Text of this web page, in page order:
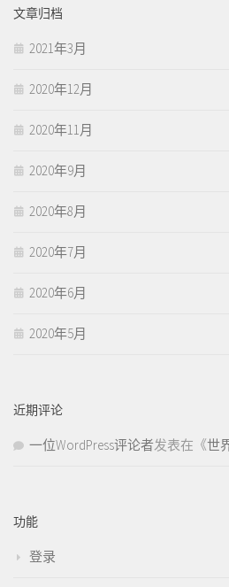
文章归档
2021年3月
2020年12月
2020年11月
2020年9月
2020年8月
2020年7月
2020年6月
2020年5月
近期评论
一位WordPress评论者发表在《世
功能
登录